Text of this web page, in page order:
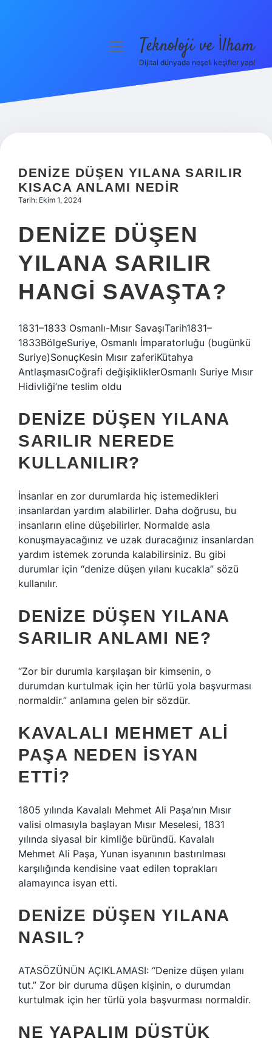
Hakkımızda
menüyüTeknoloji ve İlham
Dijital dünyada neşeli keşifler yap!
DENIZE DÜŞEN YILANA SARILIR
KISACA ANLAMI NEDIR
Tarih: Ekim 1, 2024
DENIZE DÜŞEN
YILANA SARILIR
HANGI SAVAŞTA?
1831–1833 Osmanlı-Mısır SavaşıTarih1831–
1833BölgeSuriye, Osmanlı İmparatorluğu (bugünkü
Suriye)SonuçKesin Mısır zaferiKütahya
AntlaşmasıCoğrafi değişikliklerOsmanlı Suriye Mısır
Hidivliği’ne teslim oldu
DENIZE DÜŞEN YILANA
SARILIR NEREDE
KULLANILIR?
İnsanlar en zor durumlarda hiç istemedikleri
insanlardan yardım alabilirler. Daha doğrusu, bu
insanların eline düşebilirler. Normalde asla
konuşmayacağınız ve uzak duracağınız insanlardan
yardım istemek zorunda kalabilirsiniz. Bu gibi
durumlar için “denize düşen yılanı kucakla” sözü
kullanılır.
DENIZE DÜŞEN YILANA
SARILIR ANLAMI NE?
“Zor bir durumla karşılaşan bir kimsenin, o
durumdan kurtulmak için her türlü yola başvurması
normaldir.” anlamına gelen bir sözdür.
KAVALALI MEHMET ALI
PAŞA NEDEN ISYAN
ETTI?
1805 yılında Kavalalı Mehmet Ali Paşa’nın Mısır
valisi olmasıyla başlayan Mısır Meselesi, 1831
yılında siyasal bir kimliğe büründü. Kavalalı
Mehmet Ali Paşa, Yunan isyanının bastırılması
karşılığında kendisine vaat edilen toprakları
alamayınca isyan etti.
DENIZE DÜŞEN YILANA
NASIL?
ATASÖZÜNÜN AÇIKLAMASI: “Denize düşen yılanı
tut.” Zor bir duruma düşen kişinin, o durumdan
kurtulmak için her türlü yola başvurması normaldir.
NE YAPALIM DÜŞTÜK